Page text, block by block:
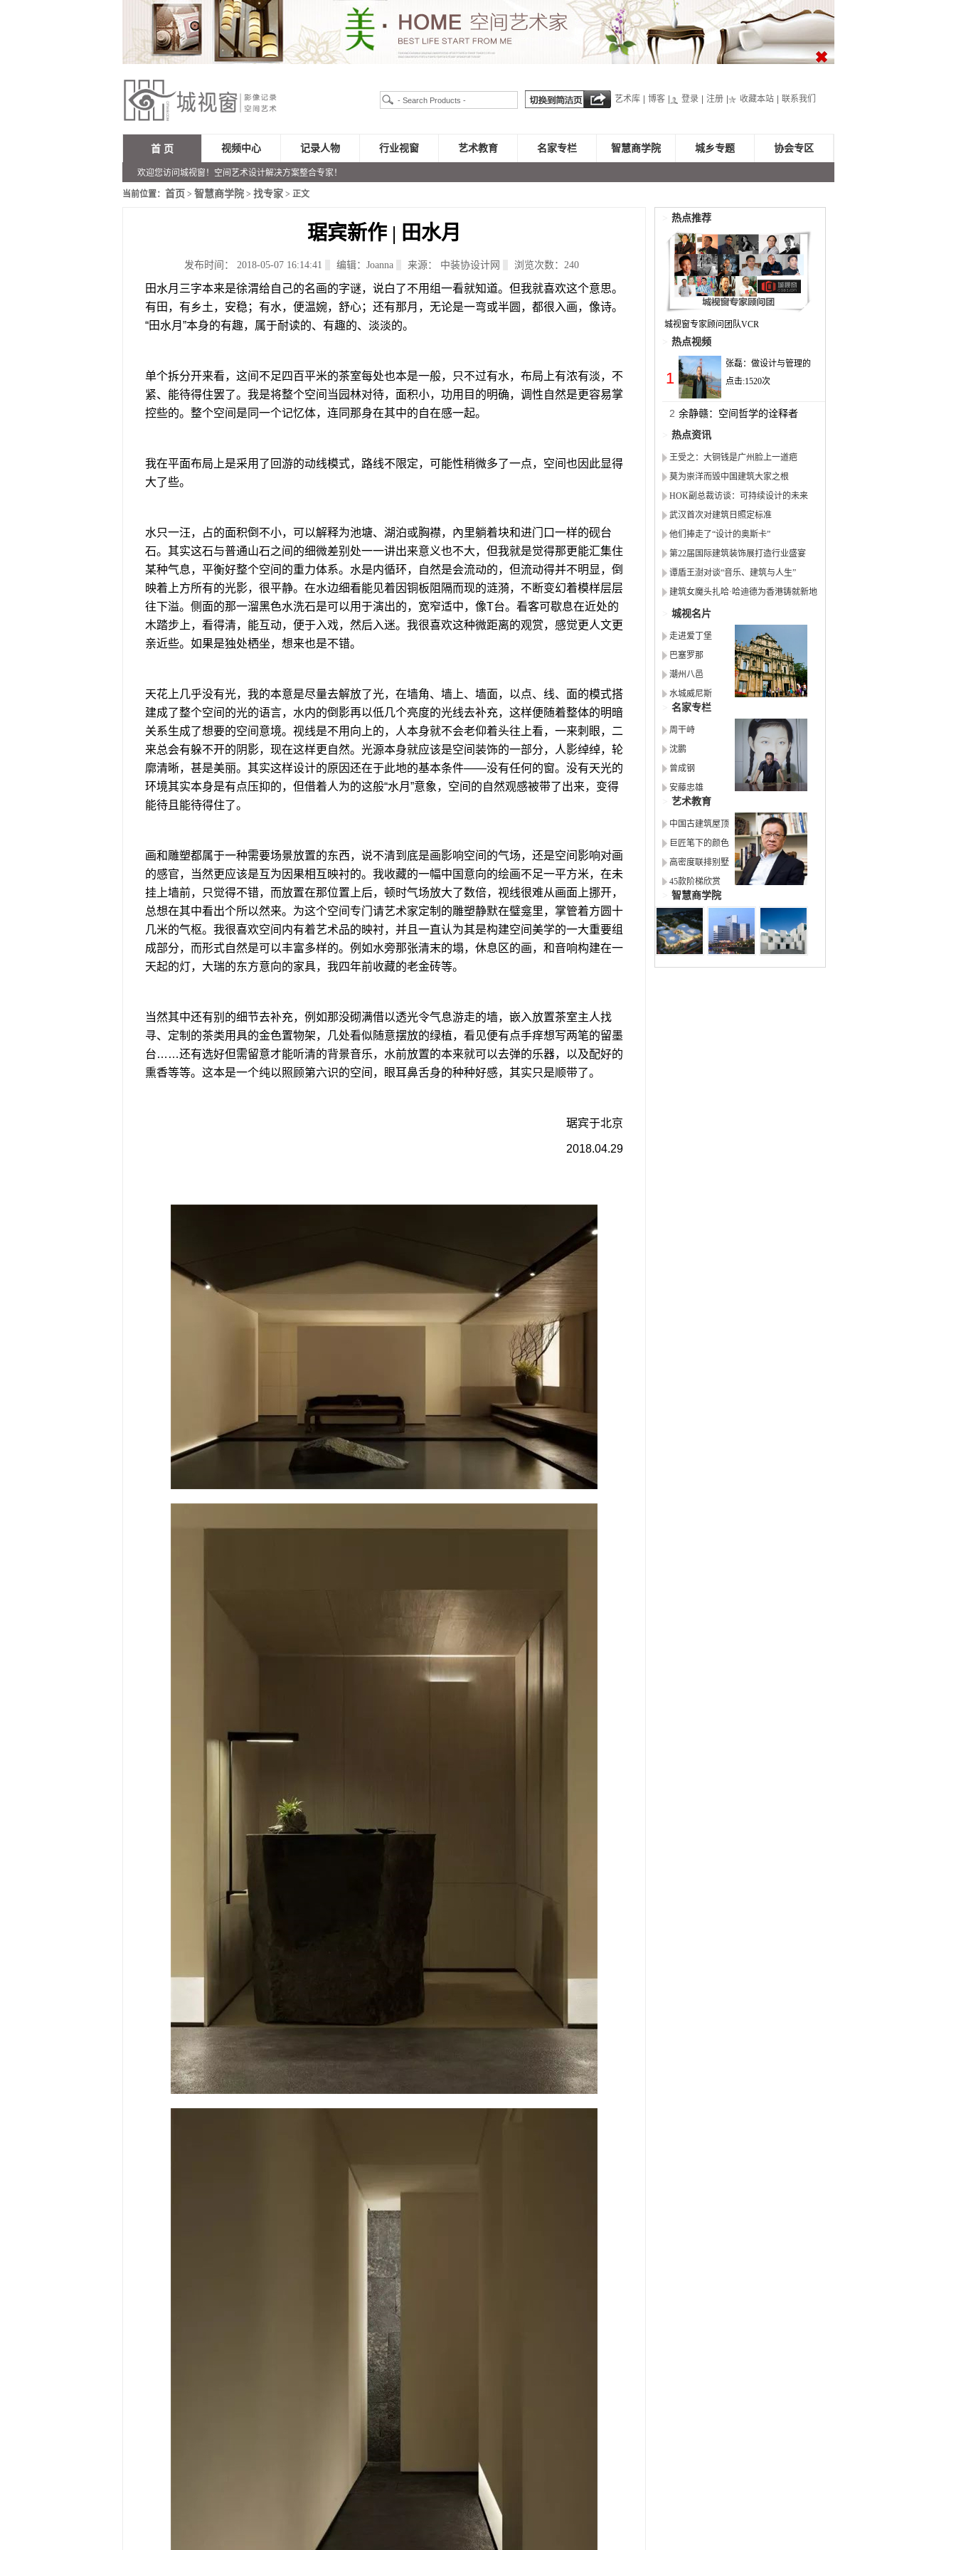
艺术库 博客 登录 注册 收藏本站 联系我们
首 页
欢迎您访问城视窗！空间艺术设计解决方案整合专家！
视频中心 记录人物 行业视窗 艺术教育 名家专栏 智慧商学院 城乡专题 协会专区
当前位置： 首页 > 智慧商学院> 找专家> 正文
琚宾新作 | 田水月
发布时间： 2018-05-07 16:14:41 编辑：Joanna 来源： 中装协设计网 浏览次数： 240
田水月三字本来是徐渭给自己的名画的字谜，说白了不用组一看就知道。但我就喜欢这个意思。
有田，有乡土，安稳；有水，便温婉，舒心；还有那月，无论是一弯或半圆，都很入画，像诗。
“田水月”本身的有趣，属于耐读的、有趣的、淡淡的。
单个拆分开来看，这间不足四百平米的茶室每处也本是一般，只不过有水，布局上有浓有淡，不
紧、能待得住罢了。我是将整个空间当园林对待，面积小，功用目的明确，调性自然是更容易掌
控些的。整个空间是同一个记忆体，连同那身在其中的自在感一起。
我在平面布局上是采用了回游的动线模式，路线不限定，可能性稍微多了一点，空间也因此显得
大了些。
水只一汪，占的面积倒不小，可以解释为池塘、湖泊或胸襟，內里躺着块和进门口一样的砚台
石。其实这石与普通山石之间的细微差别处一一讲出来意义也不大，但我就是觉得那更能汇集住
某种气息，平衡好整个空间的重力体系。水是内循环，自然是会流动的，但流动得并不明显，倒
映着上方所有的光影，很平静。在水边细看能见着因铜板阻隔而现的涟漪，不断变幻着模样层层
往下溢。侧面的那一溜黑色水洗石是可以用于演出的，宽窄适中，像T台。看客可歇息在近处的
木踏步上，看得清，能互动，便于入戏，然后入迷。我很喜欢这种微距离的观赏，感觉更人文更
亲近些。如果是独处栖坐，想来也是不错。
天花上几乎没有光，我的本意是尽量去解放了光，在墙角、墙上、墙面，以点、线、面的模式搭
建成了整个空间的光的语言，水内的倒影再以低几个亮度的光线去补充，这样便随着整体的明暗
关系生成了想要的空间意境。视线是不用向上的，人本身就不会老仰着头往上看，一来刺眼，二
来总会有躲不开的阴影，现在这样更自然。光源本身就应该是空间装饰的一部分，人影绰绰，轮
廓清晰，甚是美丽。其实这样设计的原因还在于此地的基本条件——没有任何的窗。没有天光的
环境其实本身是有点压抑的，但借着人为的这般“水月”意象，空间的自然观感被带了出来，变得
能待且能待得住了。
画和雕塑都属于一种需要场景放置的东西，说不清到底是画影响空间的气场，还是空间影响对画
的感官，当然更应该是互为因果相互映衬的。我收藏的一幅中国意向的绘画不足一平方米，在未
挂上墙前，只觉得不错，而放置在那位置上后，顿时气场放大了数倍，视线很难从画面上挪开，
总想在其中看出个所以然来。为这个空间专门请艺术家定制的雕塑静默在璧龛里，掌管着方圆十
几米的气枢。我很喜欢空间内有着艺术品的映衬，并且一直认为其是构建空间美学的一大重要组
成部分，而形式自然是可以丰富多样的。例如水旁那张清末的塌，休息区的画，和音响构建在一
天起的灯，大瑞的东方意向的家具，我四年前收藏的老金砖等。
当然其中还有别的细节去补充，例如那没砌满借以透光令气息游走的墙，嵌入放置茶室主人找
寻、定制的茶类用具的金色置物架，几处看似随意摆放的绿植，看见便有点手痒想写两笔的留墨
台……还有选好但需留意才能听清的背景音乐，水前放置的本来就可以去弹的乐器，以及配好的
熏香等等。这本是一个纯以照顾第六识的空间，眼耳鼻舌身的种种好感，其实只是顺带了。
琚宾于北京
2018.04.29
热点推荐
城视窗专家顾问团队VCR
热点视频
1
张磊：做设计与管理的
点击:1520次
2 余静赣：空间哲学的诠释者
热点资讯
王受之：大铜钱是广州脸上一道疤
莫为崇洋而毁中国建筑大家之根
HOK副总裁访谈：可持续设计的未来
武汉首次对建筑日照定标准
他们捧走了“设计的奥斯卡”
第22届国际建筑装饰展打造行业盛宴
谭盾王澍对谈“音乐、建筑与人生”
建筑女魔头扎哈·哈迪德为香港铸就新地
标
城视名片
走进爱丁堡
巴塞罗那
潮州八邑
水城威尼斯
名家专栏
周干峙
沈鹏
曾成钢
安藤忠雄
艺术教育
中国古建筑屋顶
巨匠笔下的颜色
高密度联排别墅
45款阶梯欣赏
智慧商学院